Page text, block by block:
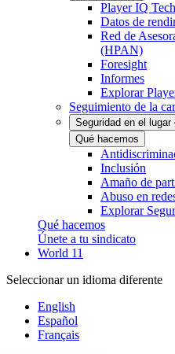
Player IQ Tech
Datos de
Red de
(HPAN)
Foresight
Informes
Explorar
Seguimiento de la
Seguridad en el lugar
Qué hacemos
Inclusión
Amaño de
Abuso en
Explorar
Qué hacemos
Únete a tu sindicato
World 11
Seleccionar un idioma diferente
English
Español
Français